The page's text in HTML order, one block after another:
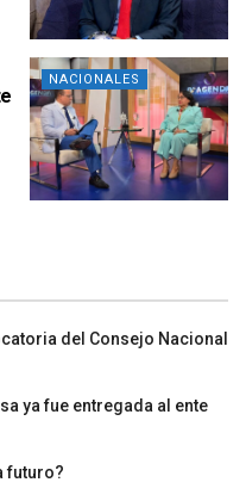
NACIONALES
del Consejo Nacional
ya fue entregada al ente
futuro?